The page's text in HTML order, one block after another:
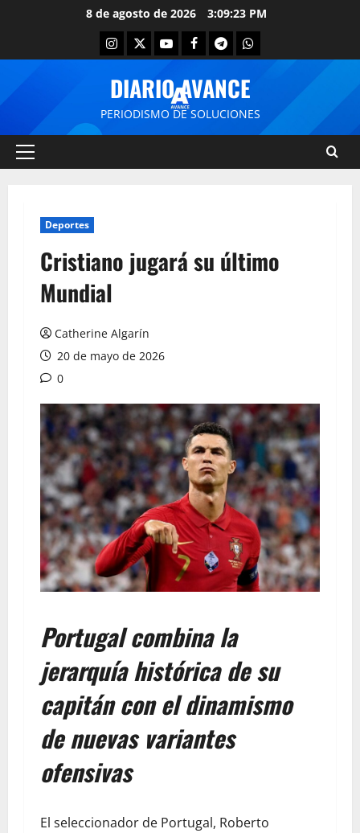
8 de agosto de 2026 3:09:23 PM
DIARIO AVANCE
PERIODISMO DE SOLUCIONES
Deportes
Cristiano jugará su último
Mundial
Catherine Algarín
20 de mayo de 2026
0
Portugal combina la
jerarquía histórica de su
capitán con el dinamismo
de nuevas variantes
ofensivas
El seleccionador de Portugal, Roberto